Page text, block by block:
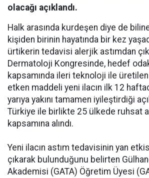
olacağı açıklandı.
Halk arasında kurdeşen diye de
kişiden birinin hayatında bir kez
ürtikerin tedavisi alerjik astımdan
Dermatoloji Kongresinde, hedef
kapsamında ileri teknoloji ile
etken maddeli yeni ilacın ilk 12
yarıya yakını tamamen iyileştirdiği
Türkiye ile birlikte 25 ülkede ruhsat
kapsamına alındı.
Yeni ilacın astım tedavisinin yan
çıkarak bulunduğunu belirten
Akademisi (GATA) Öğretim Üyesi